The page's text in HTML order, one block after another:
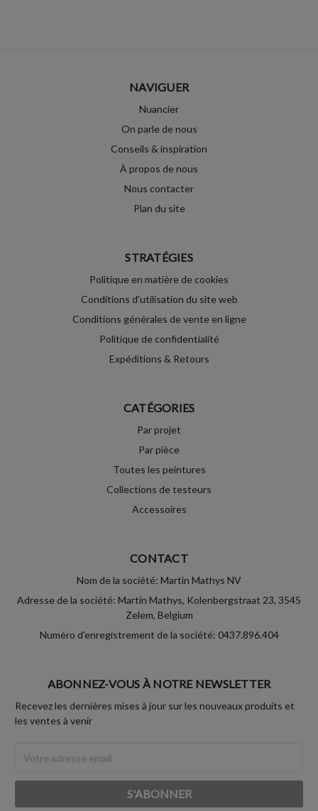
NAVIGUER
Nuancier
On parle de nous
Conseils & inspiration
À propos de nous
Nous contacter
Plan du site
STRATÉGIES
Politique en matière de cookies
Conditions d'utilisation du site web
Conditions générales de vente en ligne
Politique de confidentialité
Expéditions & Retours
CATÉGORIES
Par projet
Par pièce
Toutes les peintures
Collections de testeurs
Accessoires
CONTACT
Nom de la société: Martin Mathys NV
Adresse de la société: Martin Mathys, Kolenbergstraat 23, 3545
Zelem, Belgium
Numéro d'enregistrement de la société: 0437.896.404
ABONNEZ-VOUS À NOTRE NEWSLETTER
Recevez les dernières mises à jour sur les nouveaux produits et
les ventes à venir
Email